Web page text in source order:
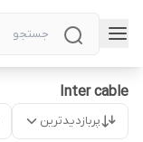
Inter cable
پربازدیدترین